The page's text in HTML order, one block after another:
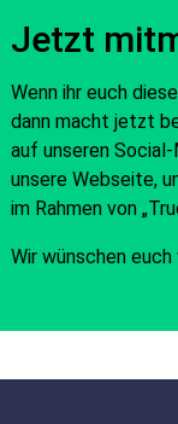
Jetzt
Wenn ihr euch
dann macht jetzt
auf unseren
unsere Webseite,
im Rahmen von
Wir wünschen